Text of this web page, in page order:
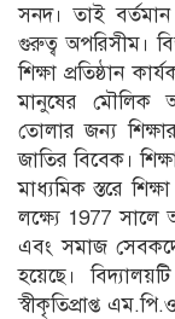
সনদ। তাই বর্তমান
গুরুত্ব অপরিসীম।
শিক্ষা প্রতিষ্ঠান
মানুষের মৌলিক
তোলার জন্য
জাতির বিবেক।
মাধ্যমিক স্তরে
লক্ষ্যে 1977 সালে
এবং সমাজ
হয়েছে।
স্বীকৃতিপ্রাপ্ত